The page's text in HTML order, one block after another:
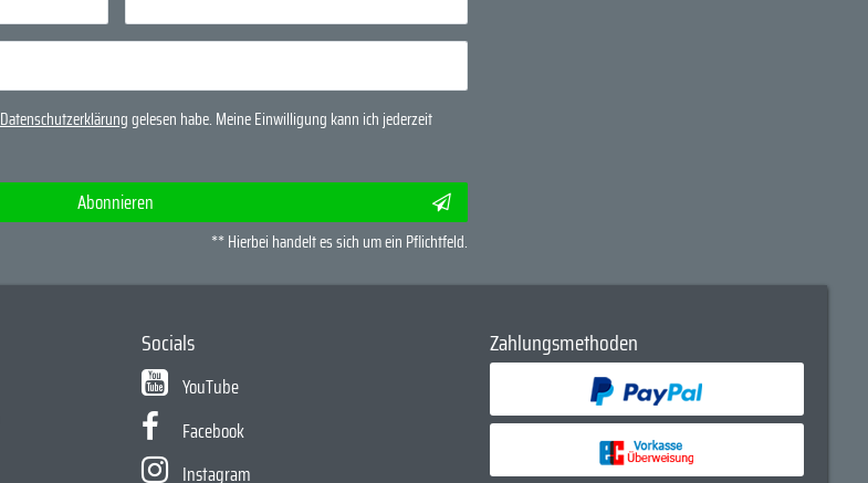
Daten­schutz­erklärunggelesen habe. Meine Einwilligung kann ich jederzeit
Abonnieren
** Hierbei handelt es sich um ein Pflichtfeld.
Socials
YouTube
Facebook
Instagram
Zahlungsmethoden